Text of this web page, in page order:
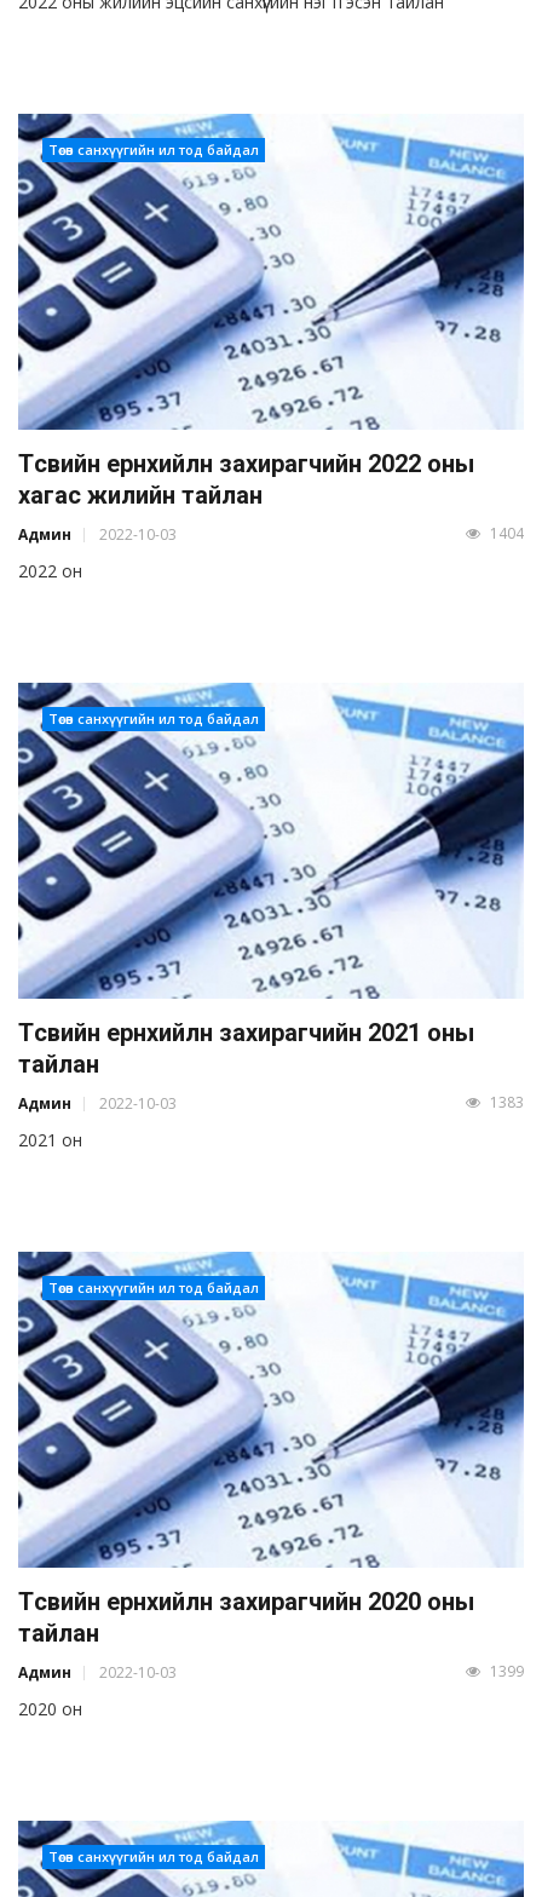
Төсөв санхүүгийн ил тод байдал
Төсвийн ерөнхийлөн захирагчийн 2022 оны
хагас жилийн тайлан
Админ 2022-10-03 1404
2022 он
Төсөв санхүүгийн ил тод байдал
Төсвийн ерөнхийлөн захирагчийн 2021 оны
тайлан
Админ 2022-10-03 1383
2021 он
Төсөв санхүүгийн ил тод байдал
Төсвийн ерөнхийлөн захирагчийн 2020 оны
тайлан
Админ 2022-10-03 1399
2020 он
Төсөв санхүүгийн ил тод байдал